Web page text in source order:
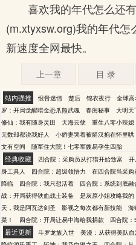
喜欢我的年代怎么还
(m.xtyxsw.org)我的年代
新速度全网最快。
上一章 目 录
站内强推 恨骨迷情 楚后 锦衣夜行 全球
罗：开局觉醒暗金恐爪熊武魂
春闺秘事 大明天
修仙：我有随身灵田
天海云孽 重生八零小辣媳
无数却都说我好人
小娇妻哭着被糙汉抱在怀里哄
文有空间
随军住大院！七零军嫂易孕生四胎
经典收藏 四合院：采购员从打猎开始致富 开
身工具人
四合院：超级领悟力 在四合院当采购
降临
四合院：我只想活着 四合院：系统到底
战：开局获得铁血战士装备
是灰原小姐攻略我的
天，我是阿瓦达剑圣
影视之每次都有新技能 海
菜！
四合院：开局让易中海给我捐款 四合院
最近更新 斗罗龙族入世 美漫：从获得美队